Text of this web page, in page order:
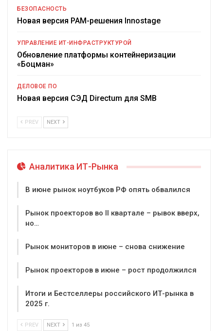
БЕЗОПАСНОСТЬ
Новая версия PAM-решения Innostage
УПРАВЛЕНИЕ ИТ-ИНФРАСТРУКТУРОЙ
Обновление платформы контейнеризации
«Боцман»
ДЕЛОВОЕ ПО
Новая версия СЭД Directum для SMB
PREV NEXT
Аналитика ИТ-Рынка
В июне рынок ноутбуков РФ опять обвалился
Рынок проекторов во II квартале – рывок вверх,
но…
Рынок мониторов в июне – снова снижение
Рынок проекторов в июне – рост продолжился
Итоги и Бестселлеры российского ИТ-рынка в
2025 г.
PREV NEXT 1 из 45